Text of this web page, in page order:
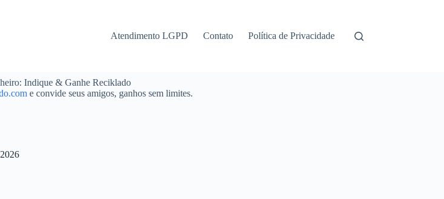
Atendimento LGPD Contato Política de Privacidade
Indique & Ganhe Reciklado
e convide seus amigos, ganhos sem limites.